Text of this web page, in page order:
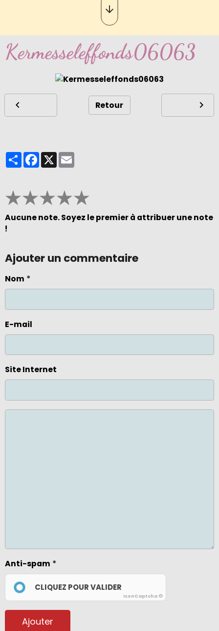
Kermesseleffonds06063
Retour
PartagerFacebook
X
★★★★★
Aucune note. Soyez le premier à attribuer une note
!
Ajouter un commentaire
Nom
E-mail
Site Internet
Anti-spam
CLIQUEZ POUR VALIDER
IconCaptcha ©
Ajouter